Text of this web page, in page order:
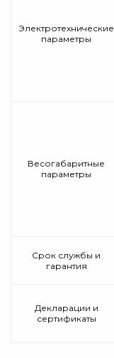
Электротехнические
параметры
Весогабаритные
параметры
Срок службы и
гарантия
Декларации и
сертификаты